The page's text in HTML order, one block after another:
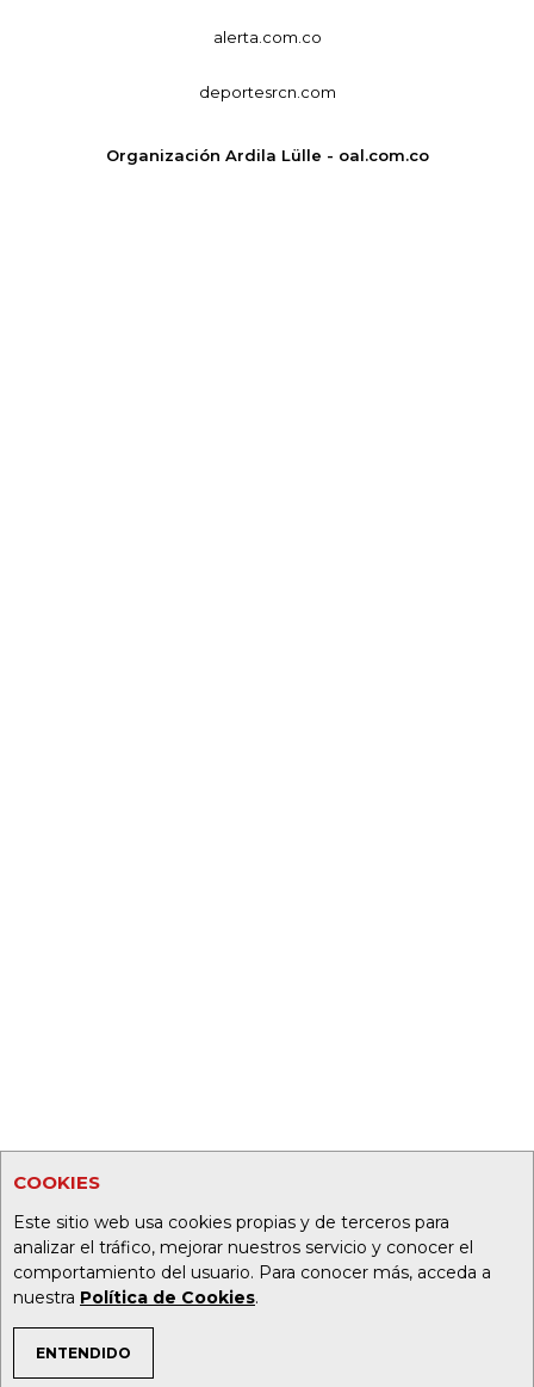
COOKIES
Este sitio web usa cookies propias y de terceros para
analizar el tráfico, mejorar nuestros servicio y conocer el
comportamiento del usuario. Para conocer más, acceda a
nuestra Política de Cookies.
ENTENDIDO
TEMAS DE INTERÉS
alerta.com.co
deportesrcn.com
Organización Ardila Lülle - oal.com.co